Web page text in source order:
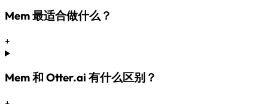
Mem 最适合做什么？
+
Mem 和 Otter.ai 有什么区别？